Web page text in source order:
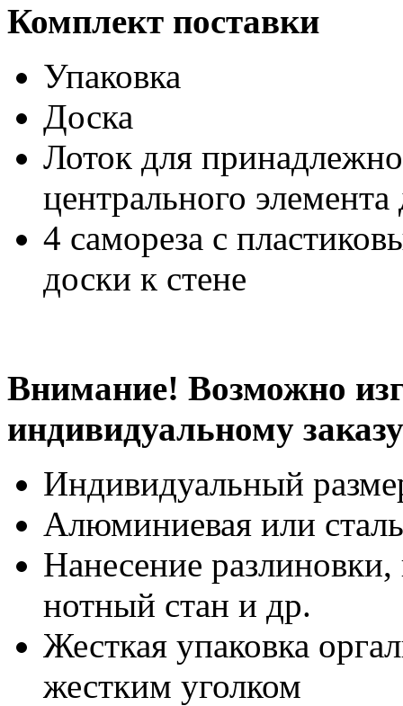
Комплект поставки
Упаковка
Доска
Лоток для
центрального элемента
4 самореза с
доски к стене
Внимание! Возможно
индивидуальному заказу
Индивидуальный
Алюминиевая или
Нанесение
нотный стан и др.
Жесткая упаковка
жестким уголком